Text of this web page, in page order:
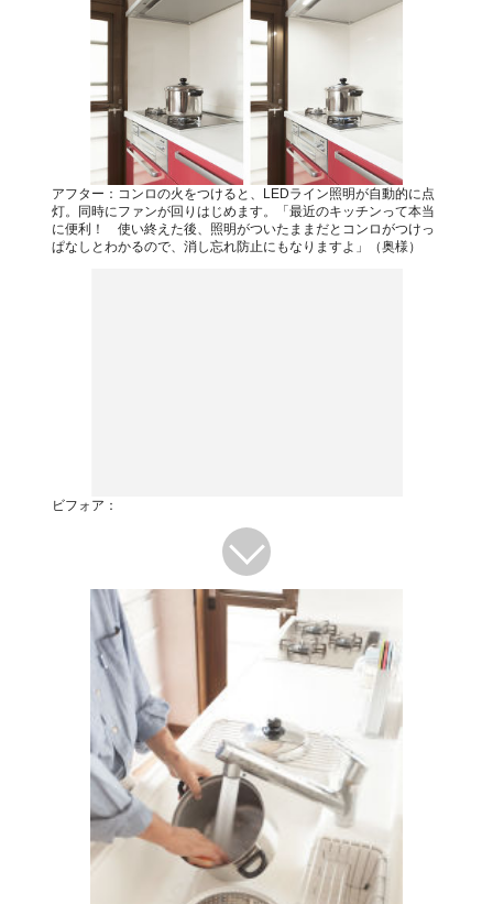
アフター：コンロの火をつけると、LEDライン照明が自動的に点
灯。同時にファンが回りはじめます。「最近のキッチンって本当
に便利！ 使い終えた後、照明がついたままだとコンロがつけっ
ぱなしとわかるので、消し忘れ防止にもなりますよ」（奥様）
ビフォア：